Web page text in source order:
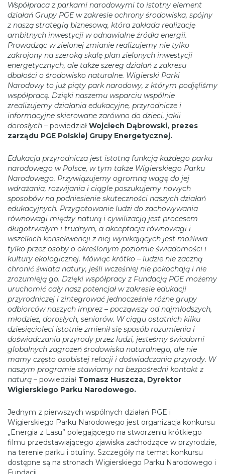
Współpraca z parkami narodowymi to istotny element
działań Grupy PGE w zakresie ochrony środowiska, spójny
z naszą strategią biznesową, która zakłada realizację
ambitnych inwestycji w odnawialne źródła energii.
Prowadząc w zielonej zmianie realizujemy nie tylko
zakrojony na szeroką skalę plan zielonych inwestycji
energetycznych, ale także szereg działań z zakresu
dbałości o środowisko naturalne. Wigierski Parki
Narodowy to już piąty park narodowy, z którym podjęliśmy
współpracę. Dzięki naszemu wsparciu wspólnie
zrealizujemy działania edukacyjne, przyrodnicze i
informacyjne skierowane zarówno do dzieci, jakii
dorosłych – powiedział Wojciech Dąbrowski, prezes
zarządu PGE Polskiej Grupy Energetycznej.
Edukacja przyrodnicza jest istotną funkcją każdego parku
narodowego w Polsce, w tym także Wigierskiego Parku
Narodowego. Przywiązujemy ogromną wagę do jej
wdrażania, rozwijania i ciągle poszukujemy nowych
sposobów na podniesienie skuteczności naszych działań
edukacyjnych. Przygotowanie ludzi do zachowywania
równowagi między naturą i cywilizacją jest procesem
długotrwałym i trudnym, a akceptacja równowagi i
wszelkich konsekwencji z niej wynikających jest możliwa
tylko przez osoby o określonym poziomie świadomości i
kultury ekologicznej. Mówiąc krótko – ludzie nie zaczną
chronić świata natury, jeśli wcześniej nie pokochają i nie
zrozumieją go. Dzięki współpracy z Fundacją PGE możemy
uruchomić cały nasz potencjał w zakresie edukacji
przyrodniczej i zintegrować jednocześnie różne grupy
odbiorców naszych imprez – począwszy od najmłodszych,
młodzież, dorosłych, seniorów. W ciągu ostatnich kilku
dziesięcioleci istotnie zmienił się sposób rozumienia i
doświadczania przyrody przez ludzi, jesteśmy świadomi
globalnych zagrożeń środowiska naturalnego, ale nie
mamy często osobistej relacji i doświadczania przyrody. W
naszym programie stawiamy na bezpośredni kontakt z
naturą – powiedział Tomasz Huszcza, Dyrektor
Wigierskiego Parku Narodowego.
Jednym z pierwszych wspólnych działań PGE i
Wigierskiego Parku Narodowego jest organizacja konkursu
„Energia z Lasu” polegającego na stworzeniu krótkiego
filmu przedstawiającego zjawiska zachodzące w przyrodzie,
na terenie parku i otuliny. Szczegóły na temat konkursu
dostępne są na stronach Wigierskiego Parku Narodowego i